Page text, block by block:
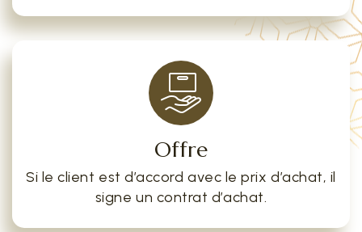
Offre
Si le client est d’accord avec le prix d’achat, il
signe un contrat d’achat.